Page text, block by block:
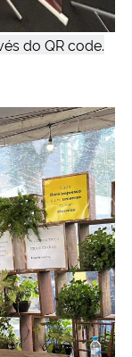
do QR code.